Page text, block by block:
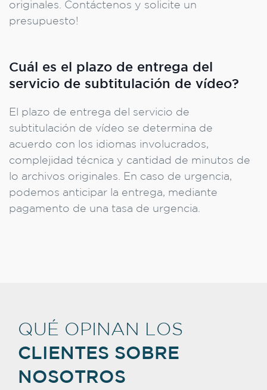
originales. Contáctenos y solicite un
presupuesto!
Cuál es el plazo de entrega del
servicio de subtitulación de vídeo?
El plazo de entrega del servicio de
subtitulación de vídeo se determina de
acuerdo con los idiomas involucrados,
complejidad técnica y cantidad de minutos de
lo archivos originales. En caso de urgencia,
podemos anticipar la entrega, mediante
pagamento de una tasa de urgencia.
QUÉ OPINAN LOS
CLIENTES SOBRE
NOSOTROS